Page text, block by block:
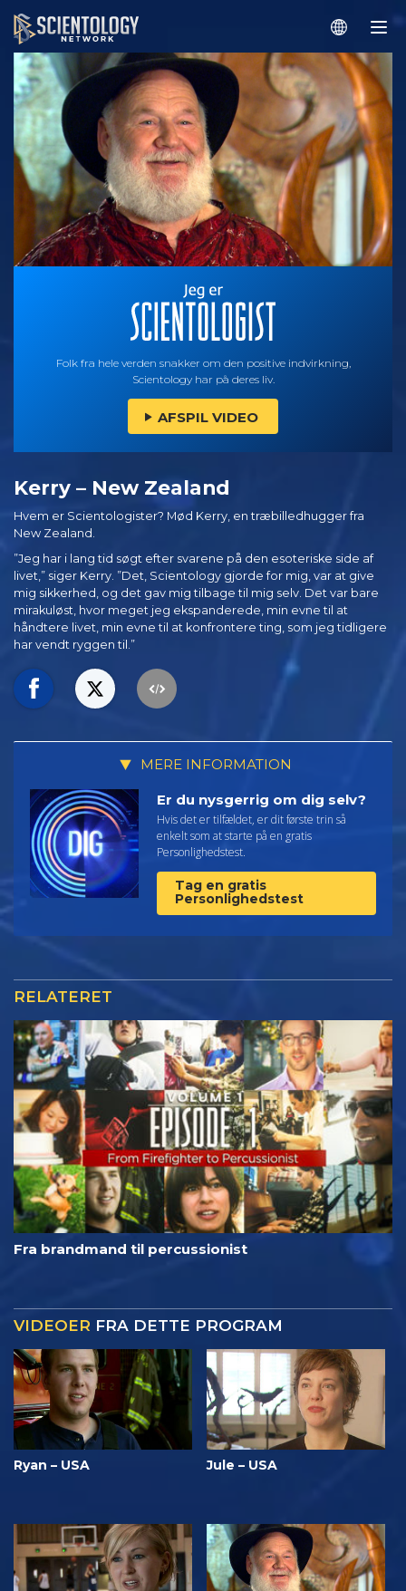
Folk fra hele verden snakker om den positive indvirkning,
Scientology har på deres liv.
AFSPIL VIDEO
Kerry – New Zealand
Hvem er Scientologister? Mød Kerry, en træbilledhugger fra
New Zealand.
”Jeg har i lang tid søgt efter svarene på den esoteriske side af
livet,” siger Kerry. ”Det, Scientology gjorde for mig, var at give
mig sikkerhed, og det gav mig tilbage til mig selv. Det var bare
mirakuløst, hvor meget jeg ekspanderede, min evne til at
håndtere livet, min evne til at konfrontere ting, som jeg tidligere
har vendt ryggen til.”
MERE INFORMATION
Er du nysgerrig om dig selv?
Hvis det er tilfældet, er dit første trin så
enkelt som at starte på en gratis
Personlighedstest.
Tag en gratis
Personlighedstest
RELATERET
Fra brandmand til percussionist
VIDEOER FRA DETTE PROGRAM
Ryan – USA Jule – USA